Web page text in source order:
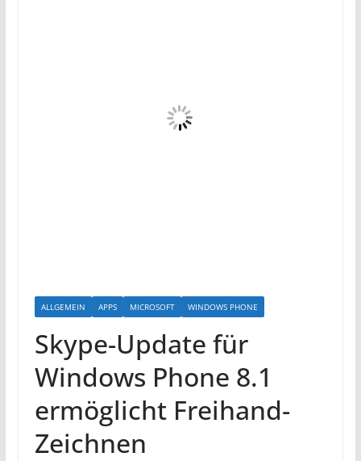
ALLGEMEIN APPS MICROSOFT WINDOWS PHONE
Skype-Update für
Windows Phone 8.1
ermöglicht Freihand-
Zeichnen